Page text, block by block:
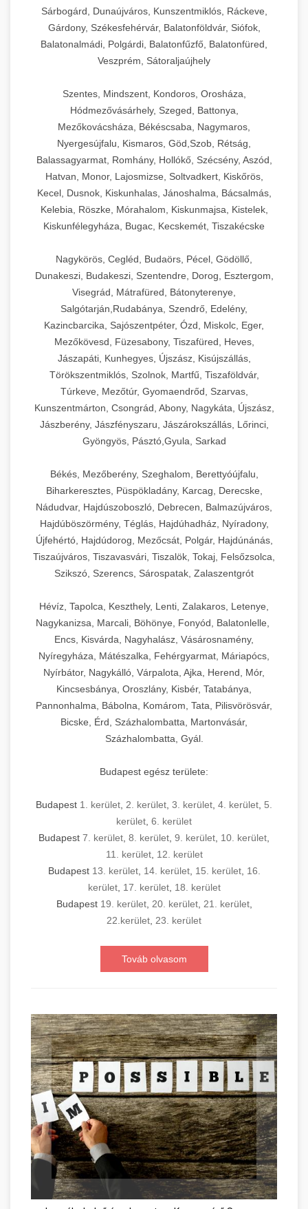
Sárbogárd, Dunaújváros, Kunszentmiklós, Ráckeve,
Gárdony, Székesfehérvár, Balatonföldvár, Siófok,
Balatonalmádi, Polgárdi, Balatonfűzfő, Balatonfüred,
Veszprém, Sátoraljaújhely
Szentes, Mindszent, Kondoros, Orosháza,
Hódmezővásárhely, Szeged, Battonya,
Mezőkovácsháza, Békéscsaba, Nagymaros,
Nyergesújfalu, Kismaros, Göd,Szob, Rétság,
Balassagyarmat, Romhány, Hollókő, Szécsény, Aszód,
Hatvan, Monor, Lajosmizse, Soltvadkert, Kiskőrös,
Kecel, Dusnok, Kiskunhalas, Jánoshalma, Bácsalmás,
Kelebia, Röszke, Mórahalom, Kiskunmajsa, Kistelek,
Kiskunfélegyháza, Bugac, Kecskemét, Tiszakécske
Nagykörös, Cegléd, Budaörs, Pécel, Gödöllő,
Dunakeszi, Budakeszi, Szentendre, Dorog, Esztergom,
Visegrád, Mátrafüred, Bátonyterenye,
Salgótarján,Rudabánya, Szendrő, Edelény,
Kazincbarcika, Sajószentpéter, Ózd, Miskolc, Eger,
Mezőkövesd, Füzesabony, Tiszafüred, Heves,
Jászapáti, Kunhegyes, Újszász, Kisújszállás,
Törökszentmiklós, Szolnok, Martfű, Tiszaföldvár,
Túrkeve, Mezőtúr, Gyomaendrőd, Szarvas,
Kunszentmárton, Csongrád, Abony, Nagykáta, Újszász,
Jászberény, Jászfényszaru, Jászárokszállás, Lőrinci,
Gyöngyös, Pásztó,Gyula, Sarkad
Békés, Mezőberény, Szeghalom, Berettyóújfalu,
Biharkeresztes, Püspökladány, Karcag, Derecske,
Nádudvar, Hajdúszoboszló, Debrecen, Balmazújváros,
Hajdúböszörmény, Téglás, Hajdúhadház, Nyíradony,
Újfehértó, Hajdúdorog, Mezőcsát, Polgár, Hajdúnánás,
Tiszaújváros, Tiszavasvári, Tiszalök, Tokaj, Felsőzsolca,
Szikszó, Szerencs, Sárospatak, Zalaszentgrót
Hévíz, Tapolca, Keszthely, Lenti, Zalakaros, Letenye,
Nagykanizsa, Marcali, Böhönye, Fonyód, Balatonlelle,
Encs, Kisvárda, Nagyhalász, Vásárosnamény,
Nyíregyháza, Mátészalka, Fehérgyarmat, Máriapócs,
Nyírbátor, Nagykálló, Várpalota, Ajka, Herend, Mór,
Kincsesbánya, Oroszlány, Kisbér, Tatabánya,
Pannonhalma, Bábolna, Komárom, Tata, Pilisvörösvár,
Bicske, Érd, Százhalombatta, Martonvásár,
Százhalombatta, Gyál.
Budapest egész területe:
Budapest 1. kerület, 2. kerület, 3. kerület, 4. kerület, 5.
kerület, 6. kerület
Budapest 7. kerület, 8. kerület, 9. kerület, 10. kerület,
11. kerület, 12. kerület
Budapest 13. kerület, 14. kerület, 15. kerület, 16.
kerület, 17. kerület, 18. kerület
Budapest 19. kerület, 20. kerület, 21. kerület,
22.kerület, 23. kerület
Továb olvasom